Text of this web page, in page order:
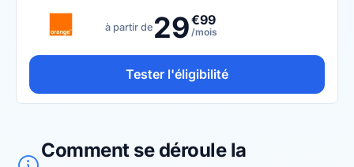
à partir de 29€99
/mois
Tester l'éligibilité
Comment se déroule la